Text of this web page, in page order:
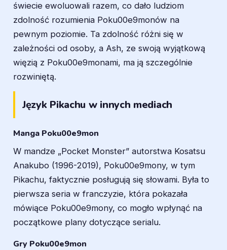
świecie ewoluowali razem, co dało ludziom
zdolność rozumienia Poku00e9monów na
pewnym poziomie. Ta zdolność różni się w
zależności od osoby, a Ash, ze swoją wyjątkową
więzią z Poku00e9monami, ma ją szczególnie
rozwiniętą.
Język Pikachu w innych mediach
Manga Poku00e9mon
W mandze „Pocket Monster” autorstwa Kosatsu
Anakubo (1996-2019), Poku00e9mony, w tym
Pikachu, faktycznie posługują się słowami. Była to
pierwsza seria w franczyzie, która pokazała
mówiące Poku00e9mony, co mogło wpłynąć na
początkowe plany dotyczące serialu.
Gry Poku00e9mon